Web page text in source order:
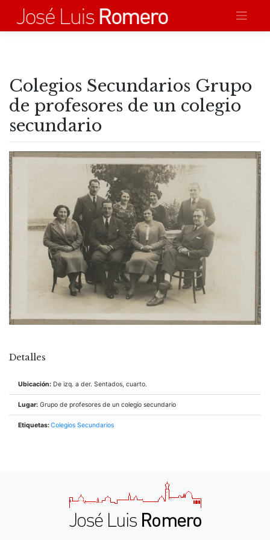
contenido
Colegios Secundarios Grupo
de profesores de un colegio
secundario
Detalles
Ubicación: De izq. a der. Sentados, cuarto.
Lugar: Grupo de profesores de un colegio secundario
Etiquetas:Colegios Secundarios